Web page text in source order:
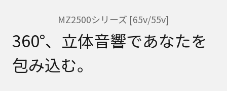
MZ2500シリーズ [65v/55v]
360°、立体音響であなたを
包み込む。